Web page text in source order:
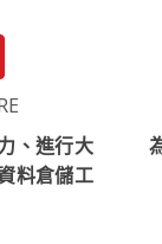
、進行大
料倉儲工